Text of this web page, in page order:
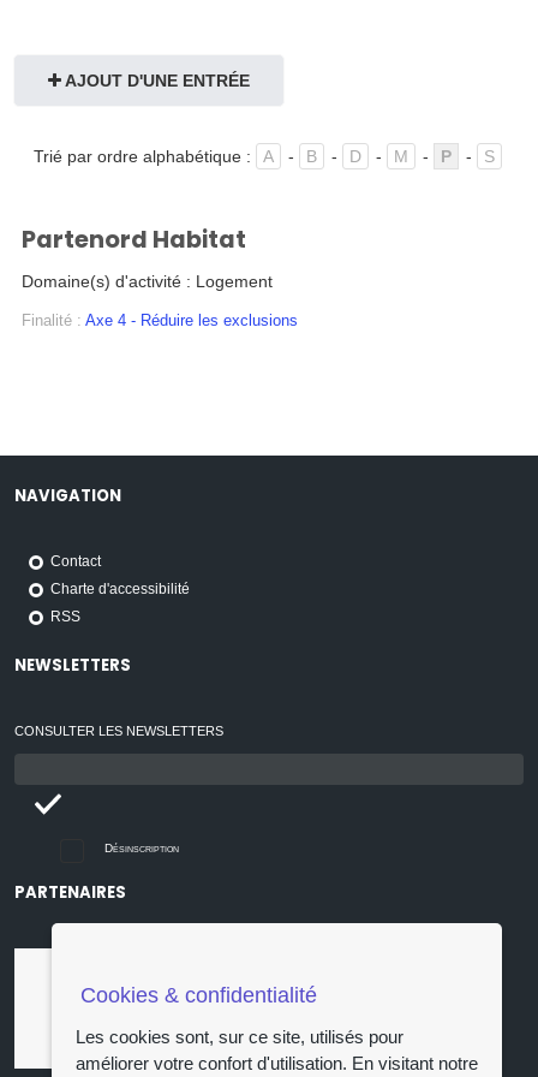
DOSSIERS
CONTRIBUEZ
AJOUT D'UNE ENTRÉE
Trié par ordre alphabétique : A - B - D - M - P - S
Partenord Habitat
Domaine(s) d'activité : Logement
Finalité :Axe 4 - Réduire les exclusions
NAVIGATION
Contact
Charte d'accessibilité
RSS
NEWSLETTERS
CONSULTER LES NEWSLETTERS
:
Désinscription
PARTENAIRES
Cookies & confidentialité
Les cookies sont, sur ce site, utilisés pour
améliorer votre confort d'utilisation. En visitant notre